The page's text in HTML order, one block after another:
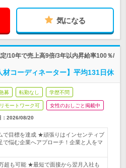
気になる
/10年で売上高9倍/3年以内昇給率100％/
コーディネーター】平均131日休
募 転勤なし 学歴不問
リモートワーク可 女性のおしごと掲載中
2026/08/20
で目標を達成 ★頑張りはインセンティブ
で悩む企業へアプローチ！企業と人をマ
超も可能 ★最短で面接から翌月入社も